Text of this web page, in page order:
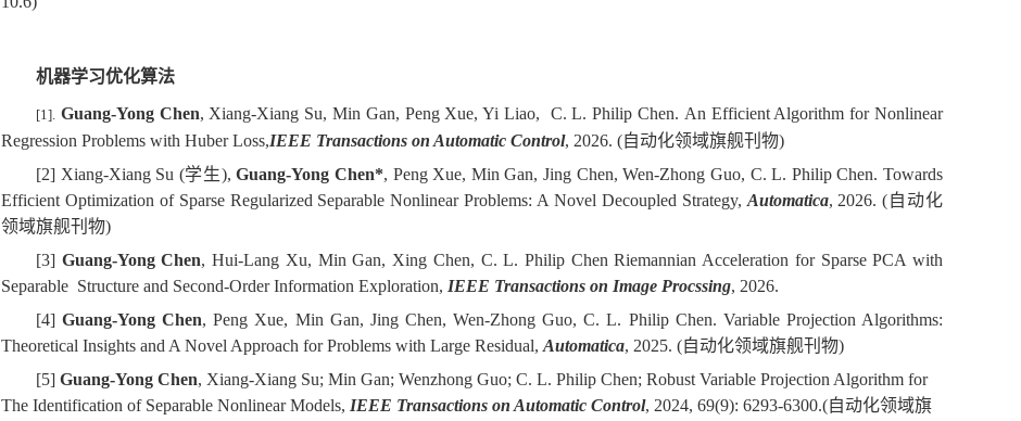
机器学习优化算法
[1]. Guang-Yong Chen, Xiang-Xiang Su, Min Gan, Peng Xue, Yi Liao, C. L. Philip Chen. An Efficient Algorithm for Nonlinear
Regression Problems with Huber Loss,IEEE Transactions on Automatic Control, 2026. (自动化领域旗舰刊物)
[2] Xiang-Xiang Su (学生),Guang-Yong Chen*, Peng Xue, Min Gan, Jing Chen, Wen-Zhong Guo, C. L. Philip Chen. Towards
Efficient Optimization of Sparse Regularized Separable Nonlinear Problems: A Novel Decoupled Strategy, Automatica, 2026.(自动化
领域旗舰刊物)
[3] Guang-Yong Chen, Hui-Lang Xu, Min Gan, Xing Chen, C. L. Philip Chen Riemannian Acceleration for Sparse PCA with
Separable Structure and Second-Order Information Exploration, IEEE Transactions on Image Procssing, 2026.
[4]Guang-Yong Chen, Peng Xue, Min Gan, Jing Chen, Wen-Zhong Guo, C. L. Philip Chen. Variable Projection Algorithms:
Theoretical Insights and A Novel Approach for Problems with Large Residual, Automatica, 2025. (自动化领域旗舰刊物)
[5] Guang-Yong Chen, Xiang-Xiang Su; Min Gan; Wenzhong Guo; C. L. Philip Chen; Robust Variable Projection Algorithm for
The Identification of Separable Nonlinear Models, IEEE Transactions on Automatic Control, 2024, 69(9): 6293-6300.(自动化领域旗